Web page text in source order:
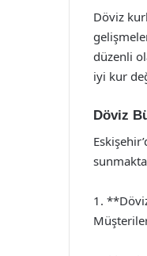
Döviz
düzenli
iyi kur
Döviz
1.